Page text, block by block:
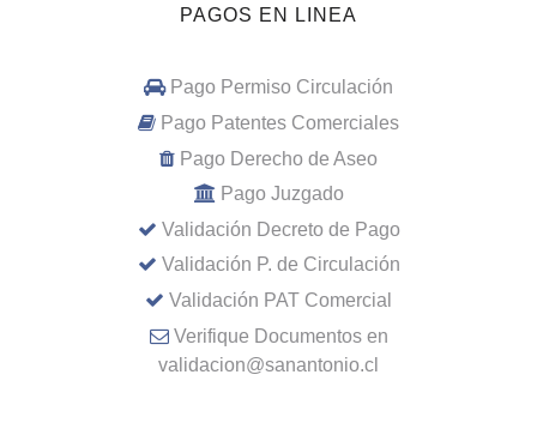
PAGOS EN LINEA
Pago Permiso Circulación
Pago Patentes Comerciales
Pago Derecho de Aseo
Pago Juzgado
Validación Decreto de Pago
Validación P. de Circulación
Validación PAT Comercial
Verifique Documentos en
validacion@sanantonio.cl